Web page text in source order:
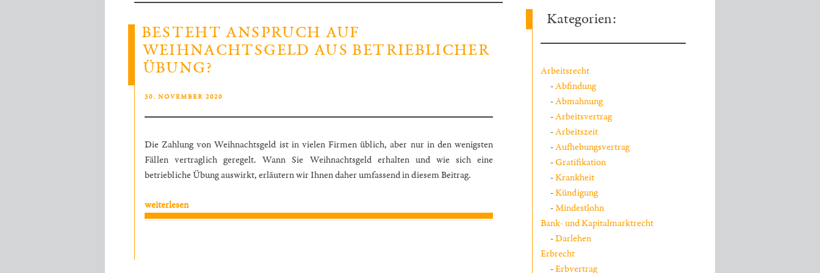
BESTEHT ANSPRUCH AUF
WEIHNACHTSGELD AUS BETRIEBLICHER
ÜBUNG?
VERÖFFENTLICHT
30. NOVEMBER 2020
Die Zahlung von Weihnachtsgeld ist in vielen Firmen üblich, aber nur in den wenigsten
Fällen vertraglich geregelt. Wann Sie Weihnachtsgeld erhalten und wie sich eine
betriebliche Übungauswirkt, erläutern wir Ihnen daher umfassend in diesem Beitrag.
„Besteht
Anspruch
weiterlesen
Kategorien:
Arbeitsrecht
Abfindung
Abmahnung
Arbeitsvertrag
Arbeitszeit
Aufhebungsvertrag
Gratifikation
Krankheit
Kündigung
Mindestlohn
Bank- und Kapitalmarktrecht
Darlehen
Erbrecht
Erbvertrag